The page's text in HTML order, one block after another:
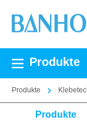
Zur
Produkte
Produkte
Produkte